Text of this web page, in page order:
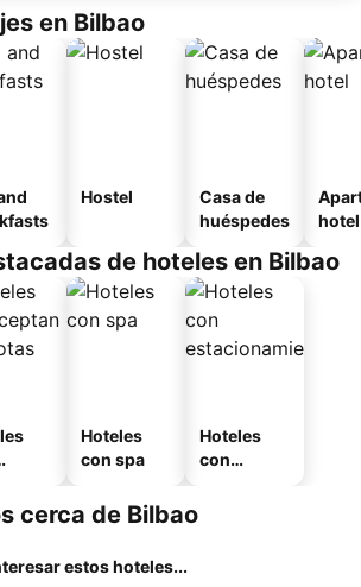
en Bilbao
Hostel
Casa de
huéspedes
hotel
de hoteles en Bilbao
Hoteles
con spa
Hoteles
con
cerca de Bilbao
estos hoteles...